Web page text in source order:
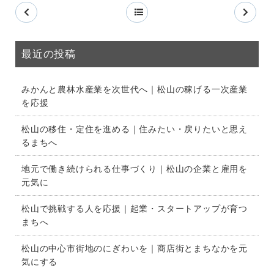
最近の投稿
みかんと農林水産業を次世代へ｜松山の稼げる一次産業
を応援
松山の移住・定住を進める｜住みたい・戻りたいと思え
るまちへ
地元で働き続けられる仕事づくり｜松山の企業と雇用を
元気に
松山で挑戦する人を応援｜起業・スタートアップが育つ
まちへ
松山の中心市街地のにぎわいを｜商店街とまちなかを元
気にする